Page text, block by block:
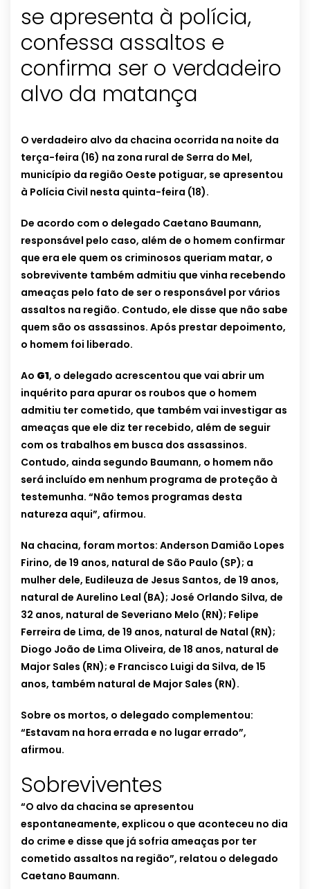
se apresenta à polícia,
confessa assaltos e
confirma ser o verdadeiro
alvo da matança
O verdadeiro alvo da chacina ocorrida na noite da
terça-feira (16) na zona rural de Serra do Mel,
município da região Oeste potiguar, se apresentou
à Polícia Civil nesta quinta-feira (18).
De acordo com o delegado Caetano Baumann,
responsável pelo caso, além de o homem confirmar
que era ele quem os criminosos queriam matar, o
sobrevivente também admitiu que vinha recebendo
ameaças pelo fato de ser o responsável por vários
assaltos na região. Contudo, ele disse que não sabe
quem são os assassinos. Após prestar depoimento,
o homem foi liberado.
Ao G1, o delegado acrescentou que vai abrir um
inquérito para apurar os roubos que o homem
admitiu ter cometido, que também vai investigar as
ameaças que ele diz ter recebido, além de seguir
com os trabalhos em busca dos assassinos.
Contudo, ainda segundo Baumann, o homem não
será incluído em nenhum programa de proteção à
testemunha. “Não temos programas desta
natureza aqui”, afirmou.
Na chacina, foram mortos: Anderson Damião Lopes
Firino, de 19 anos, natural de São Paulo (SP); a
mulher dele, Eudileuza de Jesus Santos, de 19 anos,
natural de Aurelino Leal (BA); José Orlando Silva, de
32 anos, natural de Severiano Melo (RN); Felipe
Ferreira de Lima, de 19 anos, natural de Natal (RN);
Diogo João de Lima Oliveira, de 18 anos, natural de
Major Sales (RN); e Francisco Luigi da Silva, de 15
anos, também natural de Major Sales (RN).
Sobre os mortos, o delegado complementou:
“Estavam na hora errada e no lugar errado”,
afirmou.
Sobreviventes
“O alvo da chacina se apresentou
espontaneamente, explicou o que aconteceu no dia
do crime e disse que já sofria ameaças por ter
cometido assaltos na região”, relatou o delegado
Caetano Baumann.